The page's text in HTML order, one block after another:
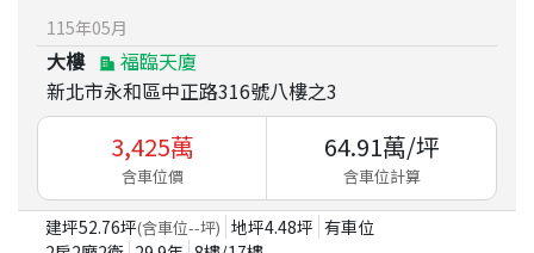
115年05月
大樓
福臨天廈
新北市永和區中正路316號八樓之3
3,425萬
含車位價
64.91萬/坪
含車位計算
建坪52.76坪(含車位--坪) 地坪4.48坪 有車位